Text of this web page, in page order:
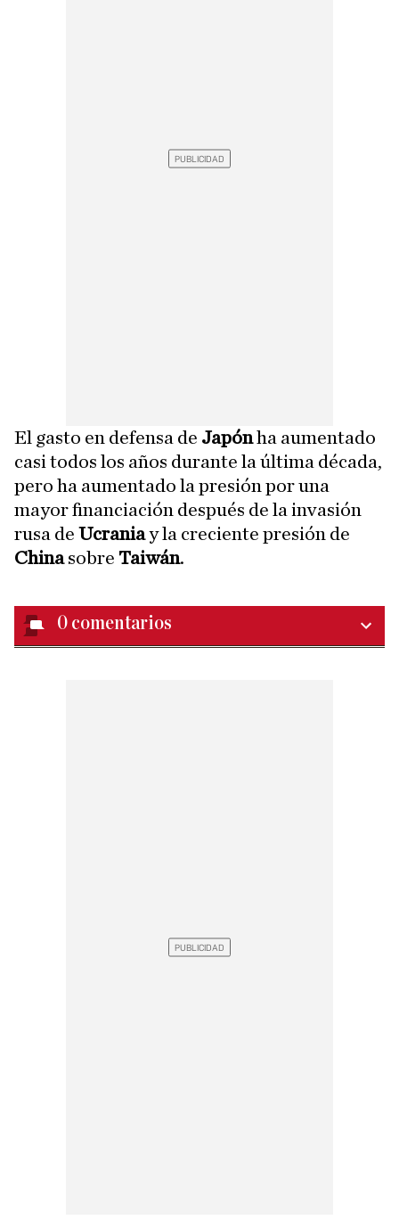
El gasto en defensa de Japónha aumentado
casi todos los años durante la última década,
pero ha aumentado la presión por una
mayor financiación después de la invasión
rusa de Ucraniay la creciente presión de
Chinasobre Taiwán.
0 comentarios